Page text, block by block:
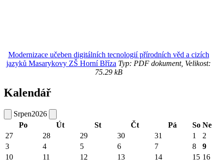
Modernizace učeben digitálních tecnologií přírodních věd a cizích
jazyků Masarykovy ZŠ Horní Bříza Typ: PDF dokument, Velikost:
75.29 kB
Kalendář
Srpen2026
Po
Út St Čt Pá So Ne
27
28 29 30 31 1
2
3
4 5 6 7 8
9
10
11 12 13 14 15 16